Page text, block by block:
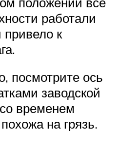
работали
привело к
посмотрите ось
заводской
временем
на грязь.